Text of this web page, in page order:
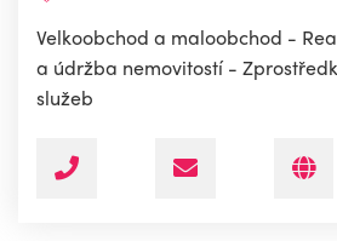
Velkoobchod a maloobchod -
a údržba nemovitostí -
služeb